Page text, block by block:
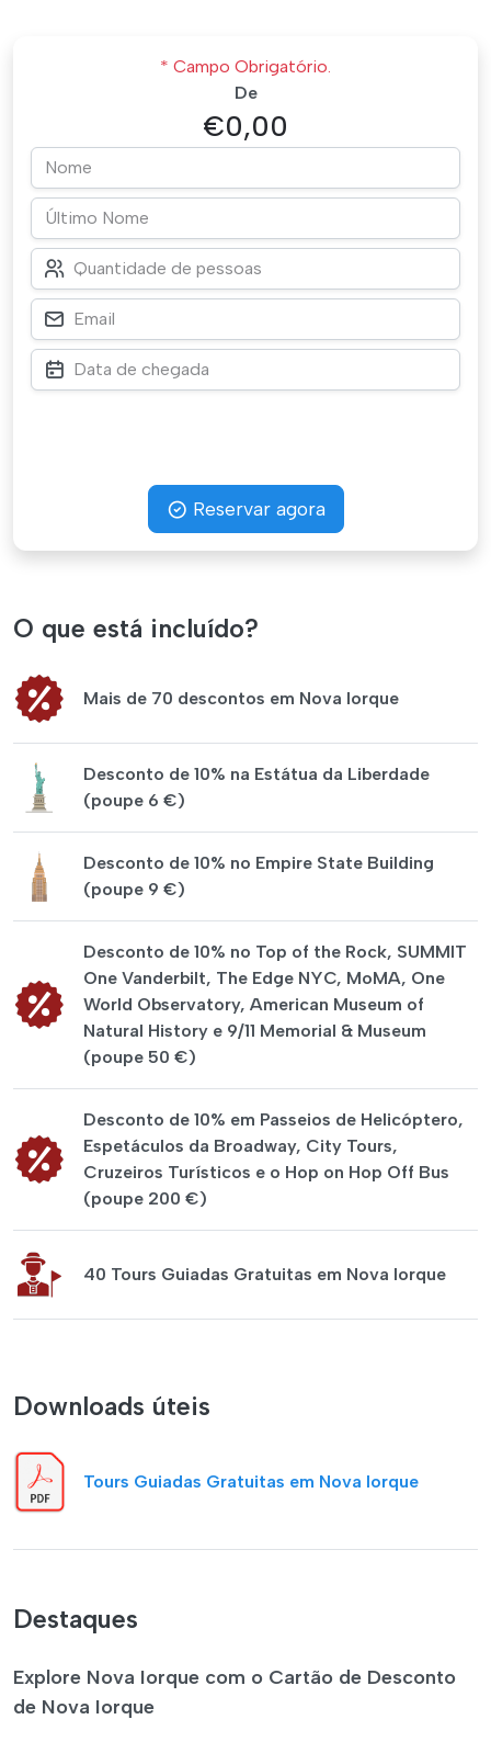
O que está incluído?
Mais de 70 descontos em Nova Iorque
Desconto de 10% na Estátua da Liberdade
(poupe 6 €)
Desconto de 10% no Empire State Building
(poupe 9 €)
Desconto de 10% no Top of the Rock, SUMMIT
One Vanderbilt, The Edge NYC, MoMA, One
World Observatory, American Museum of
Natural History e 9/11 Memorial & Museum
(poupe 50 €)
Desconto de 10% em Passeios de Helicóptero,
Espetáculos da Broadway, City Tours,
Cruzeiros Turísticos e o Hop on Hop Off Bus
(poupe 200 €)
40 Tours Guiadas Gratuitas em Nova Iorque
Downloads úteis
Tours Guiadas Gratuitas em Nova Iorque
Destaques
Explore Nova Iorque com o Cartão de Desconto
de Nova Iorque
* Campo Obrigatório.
De
€0,00
Reservar agora